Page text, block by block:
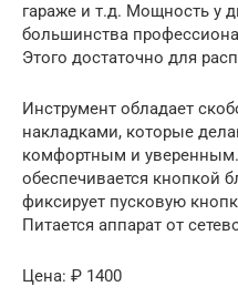
гараже и т.д. Мощность у
большинства
Этого достаточно для
Инструмент обладает
накладками, которые
комфортным и уверенным.
обеспечивается кнопкой
фиксирует пусковую
Питается аппарат от
Цена: ₽ 1400